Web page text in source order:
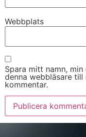
Webbplats
Spara mitt namn,
denna webbläsare
kommentar.